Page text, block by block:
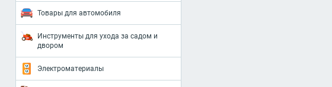
Товары для автомобиля
Инструменты для ухода за садом и
двором
Электроматериалы